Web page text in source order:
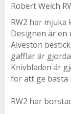
Robert Welch
RW2 har mjuka
Designen är en
Alveston
gafflar är
Knivbladen är
för att ge bästa
RW2 har